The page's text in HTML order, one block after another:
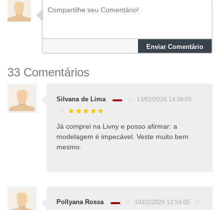
Enviar Comentário
33 Comentários
Silvana de Lima 13/02/2026 14:38:05
Já comprei na Livny e posso afirmar: a
modelagem é impecável. Veste muito bem
mesmo.
Pollyana Rossa 10/02/2026 13:54:05